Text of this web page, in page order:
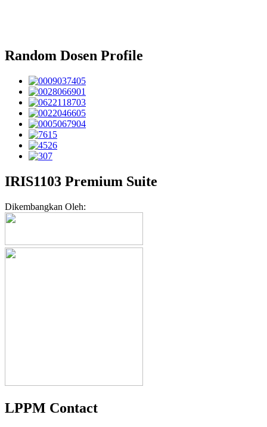
Random Dosen Profile
IRIS1103 Premium Suite
Dikembangkan Oleh:
LPPM Contact